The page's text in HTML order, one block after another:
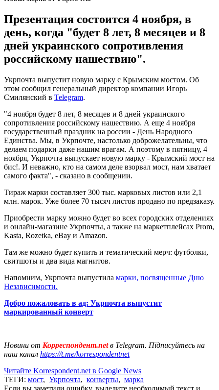
Презентация состоится 4 ноября, в
день, когда "будет 8 лет, 8 месяцев и 8
дней украинского сопротивления
российскому нашествию".
Укрпочта выпустит новую марку с Крымским мостом. Об
этом сообщил генеральный директор компании Игорь
Смилянский в Telegram.
"4 ноября будет 8 лет, 8 месяцев и 8 дней украинского
сопротивления российскому нашествию. А еще 4 ноября
государственный праздник на россии - День Народного
Единства. Мы, в Укрпочте, настолько доброжелательны, что
делаем подарки даже нашим врагам. А поэтому в пятницу, 4
ноября, Укрпочта выпускает новую марку - Крымский мост на
бис!. И неважно, кто на самом деле взорвал мост, нам хватает
самого факта", - сказано в сообщении.
Тираж марки составляет 300 тыс. марковых листов или 2,1
млн. марок. Уже более 70 тысяч листов продано по предзаказу.
Приобрести марку можно будет во всех городских отделениях
и онлайн-магазине Укрпочты, а также на маркетплейсах Prom,
Kasta, Rozetka, eBay и Amazon.
Там же можно будет купить и тематический мерч: футболки,
свитшоты и два вида магнитов.
Напомним, Укрпочта выпустила марки, посвященные Дню
Независимости.
Добро пожаловать в ад: Укрпочта выпустит
маркированный конверт
Новини от Корреспондент.netв Telegram. Підписуйтесь на
наш канал https://t.me/korrespondentnet
Читайте Korrespondent.net в Google News
ТЕГИ: мост, Укрпочта, конверты, марка
Если вы заметили ошибку, выделите необходимый текст и